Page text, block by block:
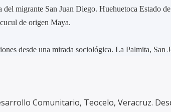
migrante San Juan Diego. Huehuetoca Estado
de origen Maya.
desde una mirada sociológica. La Palmita, San
Comunitario, Teocelo, Veracruz.